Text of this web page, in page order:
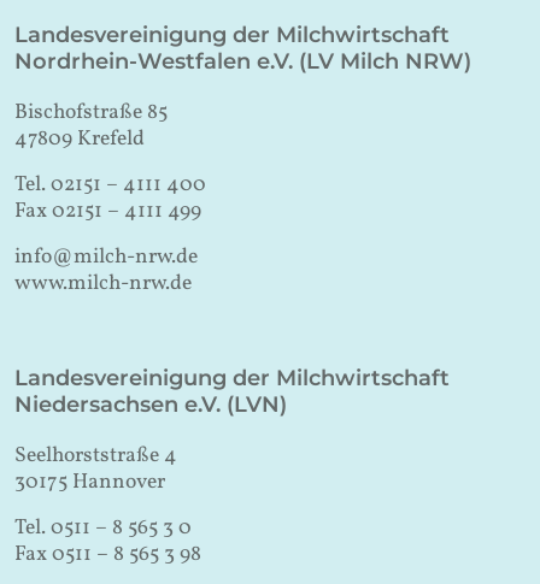
Landesvereinigung der Milchwirtschaft
Nordrhein-Westfalen e.V. (LV Milch NRW)
Bischofstraße 85
47809 Krefeld
Tel. 02151 – 4111 400
Fax 02151 – 4111 499
info@milch-nrw.de
www.milch-nrw.de
Landesvereinigung der Milchwirtschaft
Niedersachsen e.V. (LVN)
Seelhorststraße 4
30175 Hannover
Tel. 0511 – 8 565 3 0
Fax 0511 – 8 565 3 98